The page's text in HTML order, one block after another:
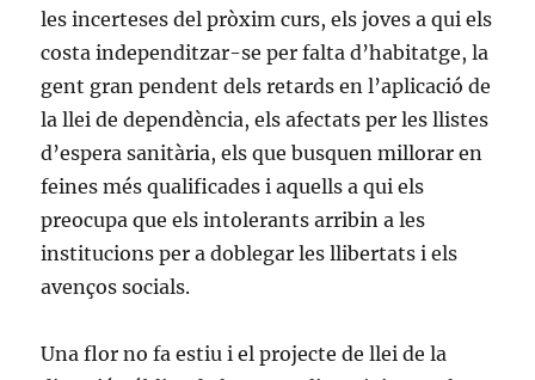
les incerteses del pròxim curs, els joves a qui els
costa independitzar-se per falta d’habitatge, la
gent gran pendent dels retards en l’aplicació de
la llei de dependència, els afectats per les llistes
d’espera sanitària, els que busquen millorar en
feines més qualificades i aquells a qui els
preocupa que els intolerants arribin a les
institucions per a doblegar les llibertats i els
avenços socials.
Una flor no fa estiu i el projecte de llei de la